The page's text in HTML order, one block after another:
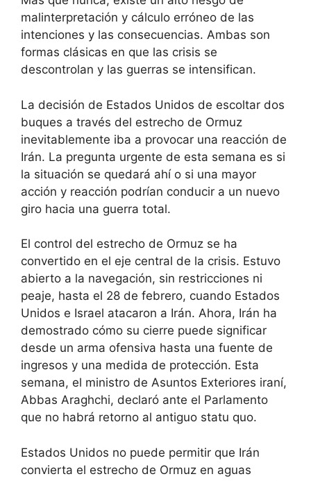
malinterpretación y cálculo erróneo de las
intenciones y las consecuencias. Ambas son
formas clásicas en que las crisis se
descontrolan y las guerras se intensifican.
La decisión de Estados Unidos de escoltar dos
buques a través del estrecho de Ormuz
inevitablemente iba a provocar una reacción de
Irán. La pregunta urgente de esta semana es si
la situación se quedará ahí o si una mayor
acción y reacción podrían conducir a un nuevo
giro hacia una guerra total.
El control del estrecho de Ormuz se ha
convertido en el eje central de la crisis. Estuvo
abierto a la navegación, sin restricciones ni
peaje, hasta el 28 de febrero, cuando Estados
Unidos e Israel atacaron a Irán. Ahora, Irán ha
demostrado cómo su cierre puede significar
desde un arma ofensiva hasta una fuente de
ingresos y una medida de protección. Esta
semana, el ministro de Asuntos Exteriores iraní,
Abbas Araghchi, declaró ante el Parlamento
que no habrá retorno al antiguo statu quo.
Estados Unidos no puede permitir que Irán
convierta el estrecho de Ormuz en aguas